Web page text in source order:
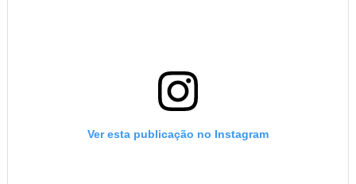
Ver esta publicação no Instagram